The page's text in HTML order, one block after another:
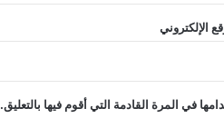
الرعاية الصحية
في الحرب مع إيران
الإلكتروني
في المرة القادمة التي أقوم فيها بالتعليق.